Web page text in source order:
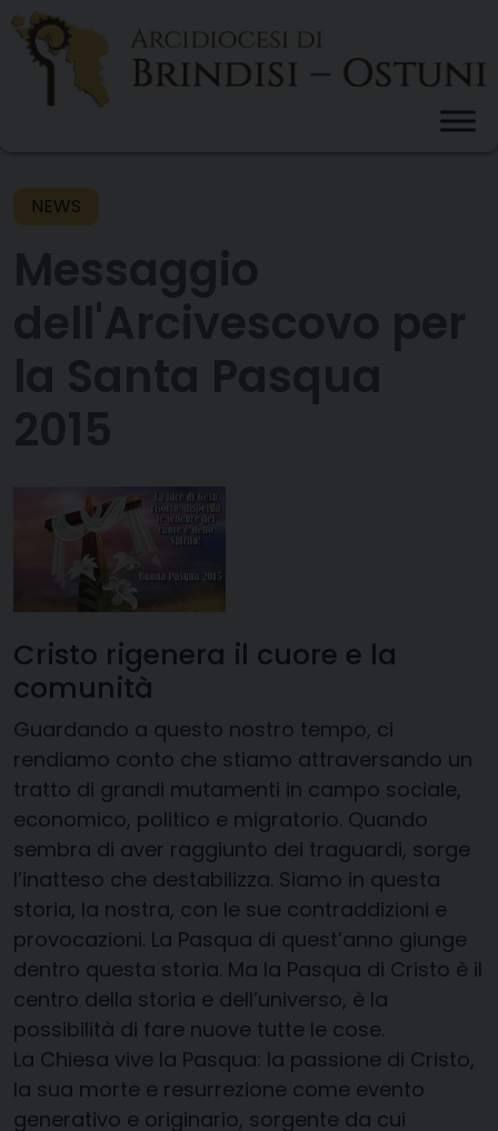
Skip
content
NEWS
Cristo rigenera il cuore e la
comunità
Guardando a questo nostro tempo, ci
rendiamo conto che stiamo attraversando un
tratto di grandi mutamenti in campo sociale,
economico, politico e migratorio. Quando
sembra di aver raggiunto dei traguardi, sorge
l’inatteso che destabilizza. Siamo in questa
storia, la nostra, con le sue contraddizioni e
provocazioni. La Pasqua di quest’anno giunge
dentro questa storia. Ma la Pasqua di Cristo è il
centro della storia e dell’universo, è la
possibilità di fare nuove tutte le cose.
La Chiesa vive la Pasqua: la passione di Cristo,
la sua morte e resurrezione come evento
generativo e originario, sorgente da cui